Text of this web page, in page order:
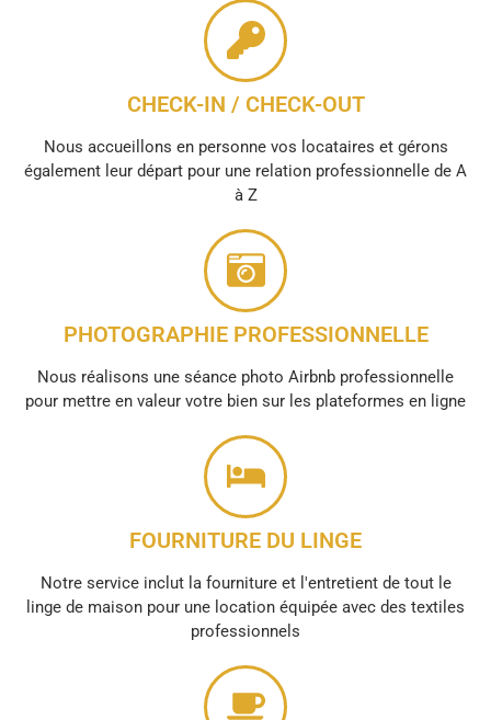
CHECK-IN / CHECK-OUT
Nous accueillons en personne vos locataires et gérons
également leur départ pour une relation professionnelle de A
à Z
PHOTOGRAPHIE PROFESSIONNELLE
Nous réalisons une séance photo Airbnb professionnelle
pour mettre en valeur votre bien sur les plateformes en ligne
FOURNITURE DU LINGE
Notre service inclut la fourniture et l'entretient de tout le
linge de maison pour une location équipée avec des textiles
professionnels